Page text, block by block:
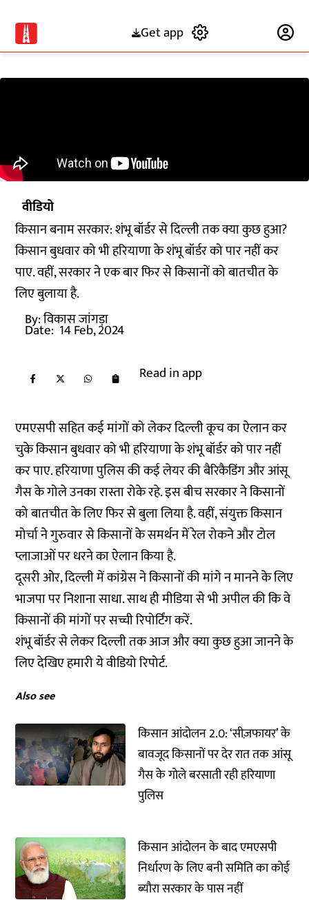
Get app
वीडियो
किसान बनाम सरकार: शंभू बॉर्डर से दिल्ली तक क्या कुछ हुआ?
किसान बुधवार को भी हरियाणा के शंभू बॉर्डर को पार नहीं कर
पाए. वहीं, सरकार ने एक बार फिर से किसानों को बातचीत के
लिए बुलाया है.
By:विकास जांगड़ा
Date: 14 Feb, 2024
Read in app
एमएसपी सहित कई मांगों को लेकर दिल्ली कूच का ऐलान कर
चुके किसान बुधवार को भी हरियाणा के शंभू बॉर्डर को पार नहीं
कर पाए. हरियाणा पुलिस की कई लेयर की बैरिकैडिंग और आंसू
गैस के गोले उनका रास्ता रोके रहे. इस बीच सरकार ने किसानों
को बातचीत के लिए फिर से बुला लिया है. वहीं, संयुक्त किसान
मोर्चा ने गुरुवार से किसानों के समर्थन में रेल रोकने और टोल
प्लाजाओं पर धरने का ऐलान किया है.
दूसरी ओर, दिल्ली में कांग्रेस ने किसानों की मांगे न मानने के लिए
भाजपा पर निशाना साधा. साथ ही मीडिया से भी अपील की कि वे
किसानों की मांगों पर सच्ची रिपोर्टिंग करें.
शंभू बॉर्डर से लेकर दिल्ली तक आज और क्या कुछ हुआ जानने के
लिए देखिए हमारी ये वीडियो रिपोर्ट.
Also see
किसान आंदोलन 2.0: ‘सीज़फायर’ के
बावजूद किसानों पर देर रात तक आंसू
गैस के गोले बरसाती रही हरियाणा
पुलिस
किसान आंदोलन के बाद एमएसपी
निर्धारण के लिए बनी समिति का कोई
ब्यौरा सरकार के पास नहीं